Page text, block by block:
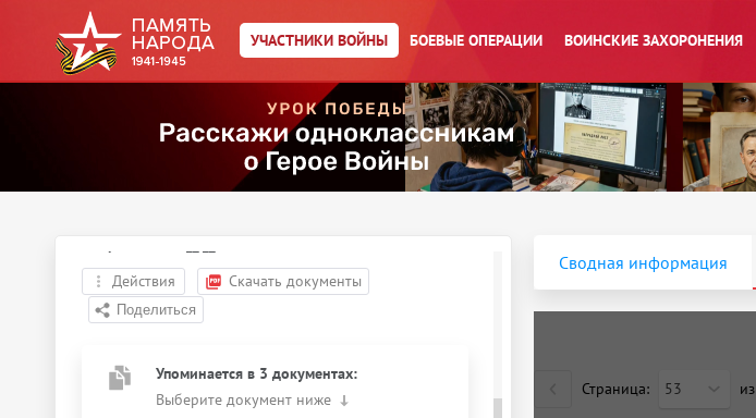
УЧАСТНИКИ ВОЙНЫ БОЕВЫЕ ОПЕРАЦИИ ВОИНСКИЕ ЗАХОРОНЕНИЯ
Участники войны/
К результатам поиска
Бондаренко Иван
Никитович
Действия
Скачать документы
Упоминается в 3 документах:
Выберите документ ниже
Сводная информация
Страница: 53 из